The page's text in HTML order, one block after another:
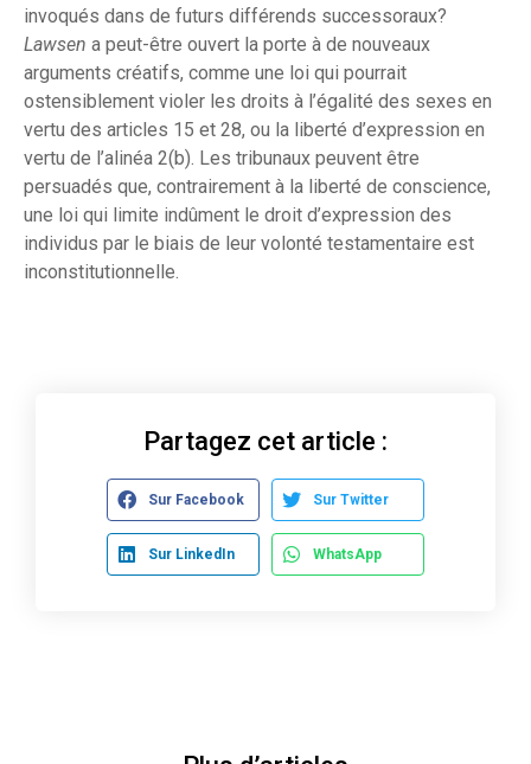
invoqués dans de futurs différends successoraux?
Lawsen a peut-être ouvert la porte à de nouveaux
arguments créatifs, comme une loi qui pourrait
ostensiblement violer les droits à l’égalité des sexes en
vertu des articles 15 et 28, ou la liberté d’expression en
vertu de l’alinéa 2(b). Les tribunaux peuvent être
persuadés que, contrairement à la liberté de conscience,
une loi qui limite indûment le droit d’expression des
individus par le biais de leur volonté testamentaire est
inconstitutionnelle.
Partagez cet article :
Sur Facebook Sur Twitter
Sur LinkedIn WhatsApp